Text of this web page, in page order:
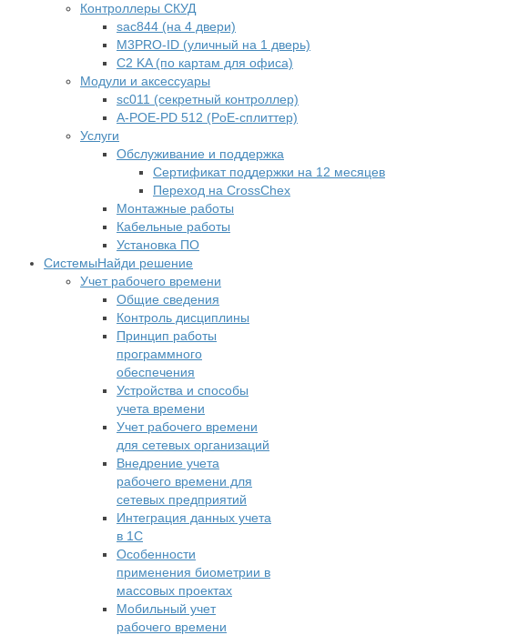
Контроллеры СКУД
sac844 (на 4 двери)
M3PRO-ID (уличный на 1 дверь)
C2 KA (по картам для офиса)
Модули и аксессуары
sc011 (секретный контроллер)
A-POE-PD 512 (PoE-сплиттер)
Услуги
Обслуживание и поддержка
Сертификат поддержки на 12 месяцев
Переход на CrossChex
Монтажные работы
Кабельные работы
Установка ПО
СистемыНайди решение
Учет рабочего времени
Общие сведения
Контроль дисциплины
Принцип работы
программного
обеспечения
Устройства и способы
учета времени
Учет рабочего времени
для сетевых организаций
Внедрение учета
рабочего времени для
сетевых предприятий
Интеграция данных учета
в 1С
Особенности
применения биометрии в
массовых проектах
Мобильный учет
рабочего времени